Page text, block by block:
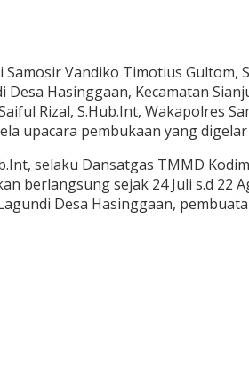
Samosir Vandiko Timotius Gultom,
Desa Hasinggaan, Kecamatan
Rizal, S.Hub.Int, Wakapolres
upacara pembukaan yang
selaku Dansatgas TMMD
berlangsung sejak 24 Juli s.d
Desa Hasinggaan,